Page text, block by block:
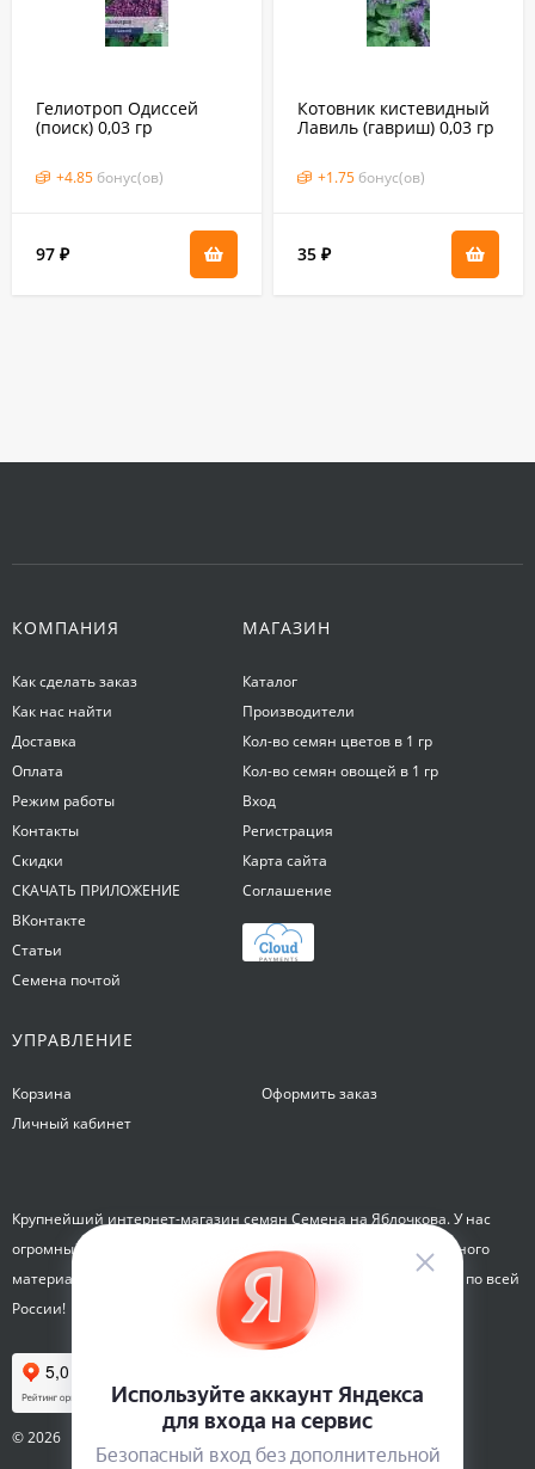
Гелиотроп Одиссей
(поиск) 0,03 гр
+4.85 бонус(ов)
97 ₽
Котовник кистевидный
Лавиль (гавриш) 0,03 гр
+1.75 бонус(ов)
35 ₽
КОМПАНИЯ
Как сделать заказ
Как нас найти
Доставка
Оплата
Режим работы
Контакты
Скидки
СКАЧАТЬ ПРИЛОЖЕНИЕ
ВКонтакте
Статьи
Семена почтой
МАГАЗИН
Каталог
Производители
Кол-во семян цветов в 1 гр
Кол-во семян овощей в 1 гр
Вход
Регистрация
Карта сайта
Соглашение
УПРАВЛЕНИЕ
Корзина
Личный кабинет
Оформить заказ
Крупнейший интернет-магазин семян Семена на Яблочкова. У нас
огромный каталог семян, растений, луковиц цветов и посадочного
материала. Здесь вы можете купить семена почтой и курьером по всей
России!
© 2026